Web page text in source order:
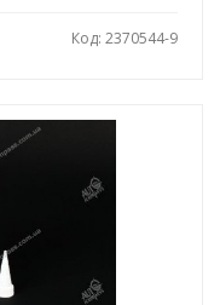
Код: 2370544-9